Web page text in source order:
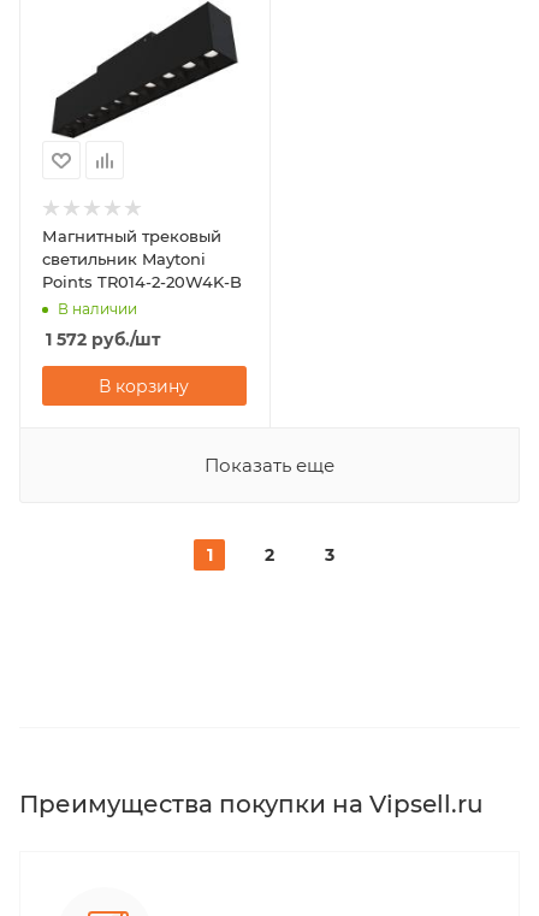
Магнитный трековый
светильник Maytoni
Points TR014-2-20W4K-B
В наличии
1 572 руб./шт
В корзину
Показать еще
1 2 3
Преимущества покупки на Vipsell.ru